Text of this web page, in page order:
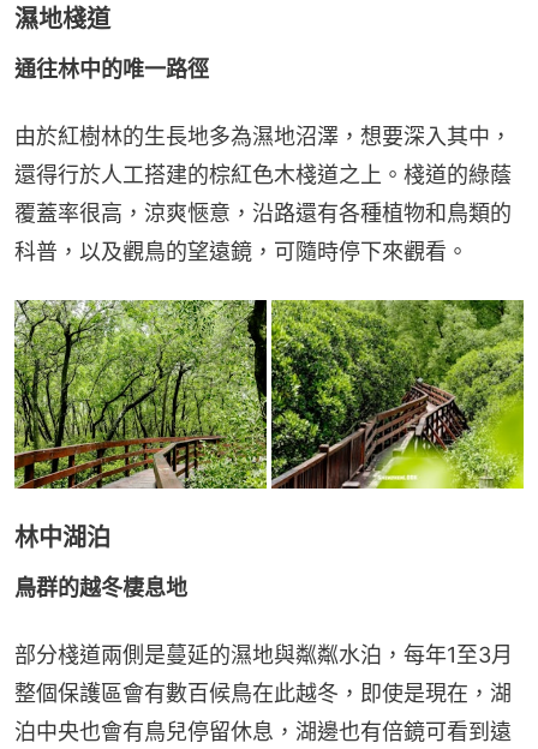
濕地棧道
通往林中的唯一路徑
由於紅樹林的生長地多為濕地沼澤，想要深入其中，
還得行於人工搭建的棕紅色木棧道之上。棧道的綠蔭
覆蓋率很高，涼爽愜意，沿路還有各種植物和鳥類的
科普，以及觀鳥的望遠鏡，可隨時停下來觀看。
林中湖泊
鳥群的越冬棲息地
部分棧道兩側是蔓延的濕地與粼粼水泊，每年1至3月
整個保護區會有數百候鳥在此越冬，即使是現在，湖
泊中央也會有鳥兒停留休息，湖邊也有倍鏡可看到遠